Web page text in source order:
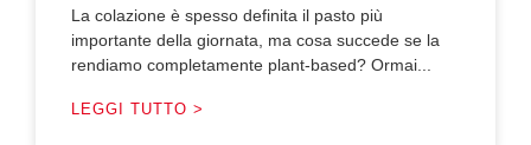
La colazione è spesso definita il pasto più
importante della giornata, ma cosa succede se la
rendiamo completamente plant-based? Ormai...
LEGGI TUTTO >